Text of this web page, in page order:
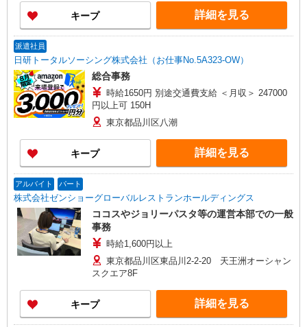
キープ 詳細を見る
派遣社員
日研トータルソーシング株式会社（お仕事No.5A323-OW）
総合事務
時給1650円 別途交通費支給 ＜月収＞ 247000
円以上可 150H
東京都品川区八潮
キープ 詳細を見る
アルバイト パート
株式会社ゼンショーグローバルレストランホールディングス
ココスやジョリーパスタ等の運営本部での一般
事務
時給1,600円以上
東京都品川区東品川2-2-20 天王洲オーシャン
スクエア8F
キープ 詳細を見る